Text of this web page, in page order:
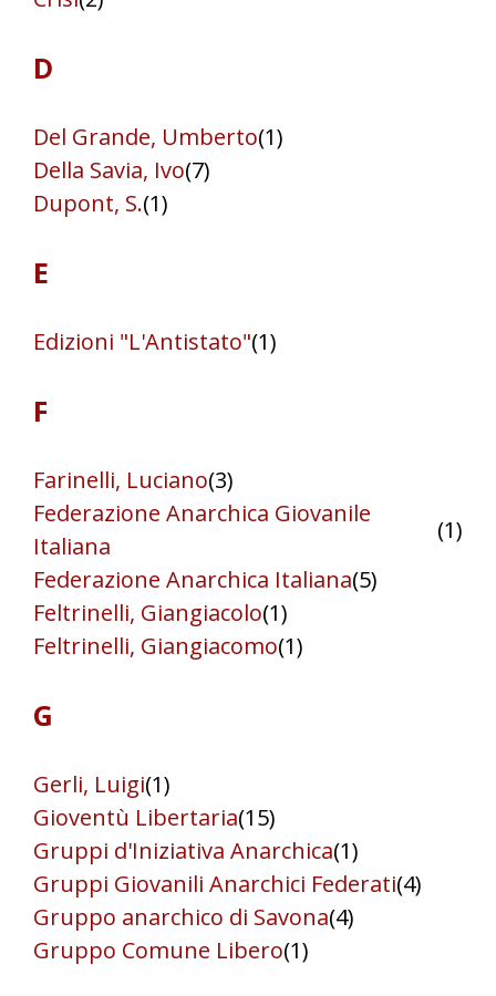
D
Del Grande, Umberto(1)
Della Savia, Ivo(7)
Dupont, S.(1)
E
Edizioni "L'Antistato"(1)
F
Farinelli, Luciano(3)
Federazione Anarchica Giovanile
Italiana
(1)
Federazione Anarchica Italiana(5)
Feltrinelli, Giangiacolo(1)
Feltrinelli, Giangiacomo(1)
G
Gerli, Luigi(1)
Gioventù Libertaria(15)
Gruppi d'Iniziativa Anarchica(1)
Gruppi Giovanili Anarchici Federati(4)
Gruppo anarchico di Savona(4)
Gruppo Comune Libero(1)